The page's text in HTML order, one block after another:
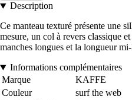
Description
Ce manteau texturé présente une
mesure, un col à revers classique
manches longues et la longueur
Informations complémentaires
Marque
KAFFE
Couleur
surf the web